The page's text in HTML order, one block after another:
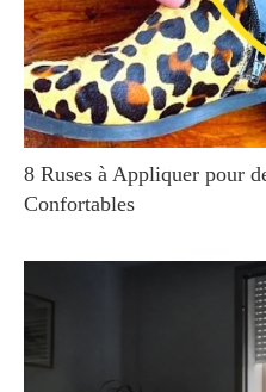
8 Ruses à Appliquer pour
Confortables